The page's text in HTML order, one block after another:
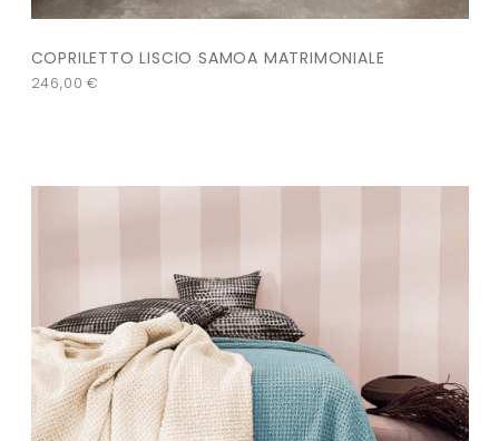
COPRILETTO LISCIO SAMOA MATRIMONIALE
246,00€